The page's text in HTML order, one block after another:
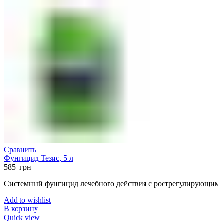
Сравнить
Фунгицид Тезис, 5 л
585 грн
Системный фунгицид лечебного действия с
Add to wishlist
В корзину
Quick view